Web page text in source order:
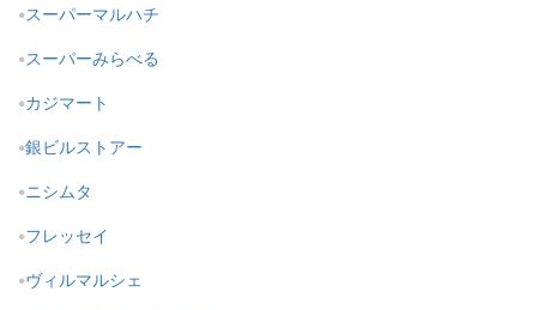
スーパーマルハチ
スーパーみらべる
カジマート
銀ビルストアー
ニシムタ
フレッセイ
ヴィルマルシェ